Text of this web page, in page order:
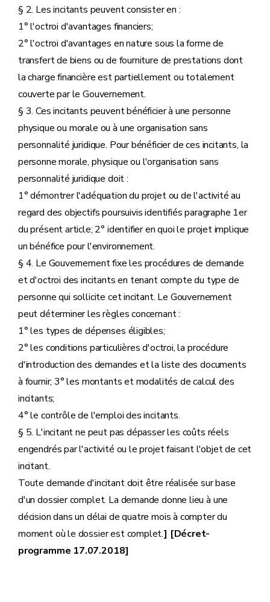
§ 2. Les incitants peuvent consister en :
1° l'octroi d'avantages financiers;
2° l'octroi d'avantages en nature sous la forme de
transfert de biens ou de fourniture de prestations dont
la charge financière est partiellement ou totalement
couverte par le Gouvernement.
§ 3. Ces incitants peuvent bénéficier à une personne
physique ou morale ou à une organisation sans
personnalité juridique. Pour bénéficier de ces incitants, la
personne morale, physique ou l'organisation sans
personnalité juridique doit :
1° démontrer l'adéquation du projet ou de l'activité au
regard des objectifs poursuivis identifiés paragraphe 1er
du présent article; 2° identifier en quoi le projet implique
un bénéfice pour l'environnement.
§ 4. Le Gouvernement fixe les procédures de demande
et d'octroi des incitants en tenant compte du type de
personne qui sollicite cet incitant. Le Gouvernement
peut déterminer les règles concernant :
1° les types de dépenses éligibles;
2° les conditions particulières d'octroi, la procédure
d'introduction des demandes et la liste des documents
à fournir; 3° les montants et modalités de calcul des
incitants;
4° le contrôle de l'emploi des incitants.
§ 5. L'incitant ne peut pas dépasser les coûts réels
engendrés par l'activité ou le projet faisant l'objet de cet
incitant.
Toute demande d'incitant doit être réalisée sur base
d'un dossier complet. La demande donne lieu à une
décision dans un délai de quatre mois à compter du
moment où le dossier est complet.] [Décret-
programme 17.07.2018]